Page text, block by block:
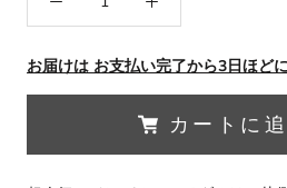
お届けは お支払い完了から3日ほど
カートに